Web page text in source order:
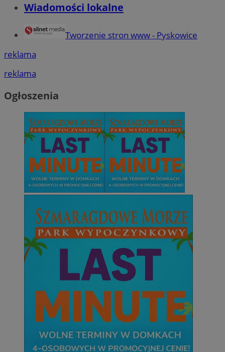
Wiadomości lokalne
Tworzenie stron www - Pyskowice
reklama
reklama
Ogłoszenia